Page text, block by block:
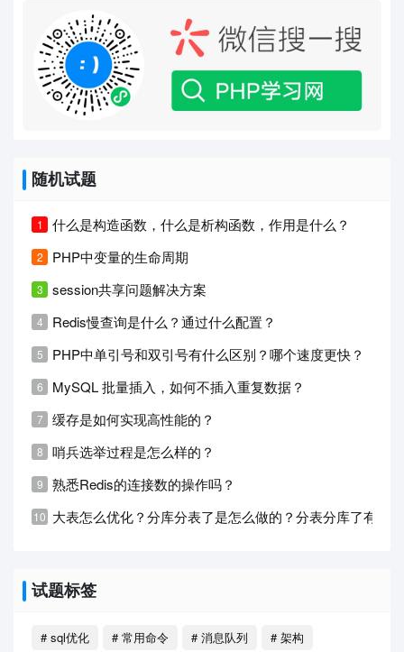
随机试题
什么是构造函数，什么是析构函数，作用是什么？
PHP中变量的生命周期
session共享问题解决方案
Redis慢查询是什么？通过什么配置？
PHP中单引号和双引号有什么区别？哪个速度更快？
MySQL 批量插入，如何不插入重复数据？
缓存是如何实现高性能的？
哨兵选举过程是怎么样的？
熟悉Redis的连接数的操作吗？
大表怎么优化？分库分表了是怎么做的？分表分库了有什
试题标签
# sql优化 # 常用命令 # 消息队列 # 架构